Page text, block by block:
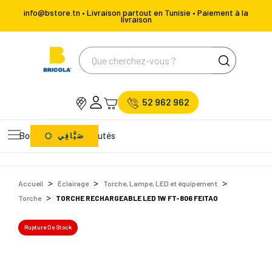
info@bstore.tn • Livraison partout en Tunisie • Paiement à la
livraison
52 962 962
Bons Plans Nouveautés
صَيَّافِي
Accueil Éclairage
Torche, Lampe, LED et équipement
Torche
TORCHE RECHARGEABLE LED 1W FT-806 FEITAO
Rupture De Stock